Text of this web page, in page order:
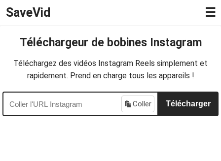
SaveVid ☰
Téléchargeur de bobines Instagram
Téléchargez des vidéos Instagram Reels simplement et
rapidement. Prend en charge tous les appareils !
Coller Télécharger